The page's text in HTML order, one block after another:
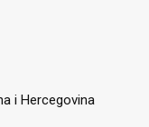
i Hercegovina